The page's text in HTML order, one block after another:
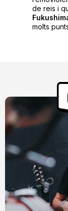
de reis i
molts